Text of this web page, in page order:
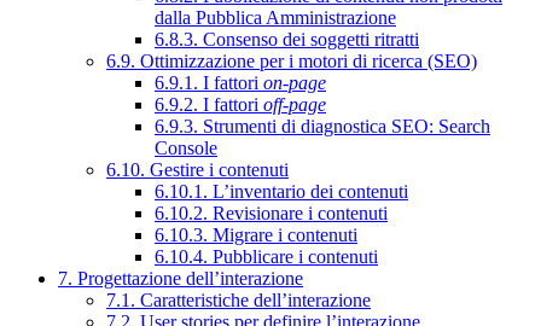
dalla Pubblica Amministrazione
6.8.3. Consenso dei soggetti ritratti
6.9. Ottimizzazione per i motori di ricerca (SEO)
6.9.1. I fattori on-page
6.9.2. I fattori off-page
6.9.3. Strumenti di diagnostica SEO: Search
Console
6.10. Gestire i contenuti
6.10.1. L’inventario dei contenuti
6.10.2. Revisionare i contenuti
6.10.3. Migrare i contenuti
6.10.4. Pubblicare i contenuti
7. Progettazione dell’interazione
7.1. Caratteristiche dell’interazione
7.2. User stories per definire l’interazione